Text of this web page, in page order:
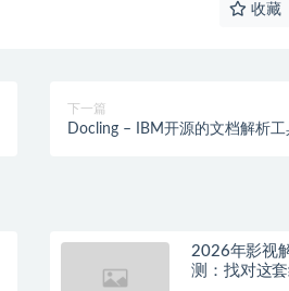
收藏
下一篇
Docling – IBM开源的文档解析工
2026年影视
测：找对这